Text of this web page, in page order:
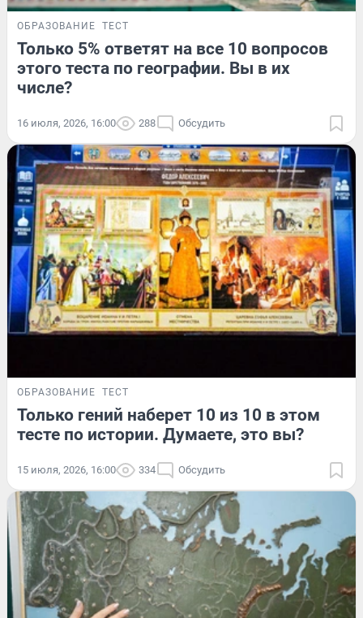
ОБРАЗОВАНИЕ ТЕСТ
Только 5% ответят на все 10 вопросов
этого теста по географии. Вы в их
числе?
16 июля, 2026, 16:00 288 Обсудить
ОБРАЗОВАНИЕ ТЕСТ
Только гений наберет 10 из 10 в этом
тесте по истории. Думаете, это вы?
15 июля, 2026, 16:00 334 Обсудить